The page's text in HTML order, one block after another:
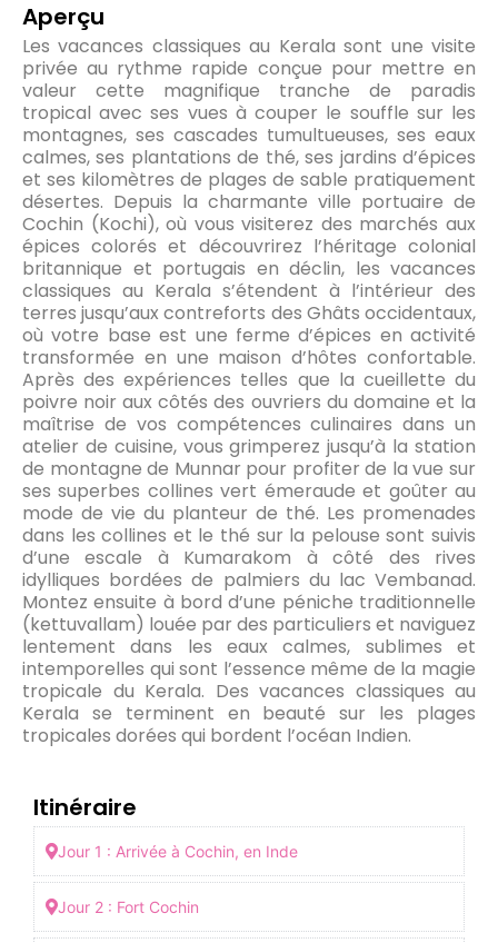
Aperçu
Les vacances classiques au Kerala sont une visite
privée au rythme rapide conçue pour mettre en
valeur cette magnifique tranche de paradis
tropical avec ses vues à couper le souffle sur les
montagnes, ses cascades tumultueuses, ses eaux
calmes, ses plantations de thé, ses jardins d’épices
et ses kilomètres de plages de sable pratiquement
désertes. Depuis la charmante ville portuaire de
Cochin (Kochi), où vous visiterez des marchés aux
épices colorés et découvrirez l’héritage colonial
britannique et portugais en déclin, les vacances
classiques au Kerala s’étendent à l’intérieur des
terres jusqu’aux contreforts des Ghâts occidentaux,
où votre base est une ferme d’épices en activité
transformée en une maison d’hôtes confortable.
Après des expériences telles que la cueillette du
poivre noir aux côtés des ouvriers du domaine et la
maîtrise de vos compétences culinaires dans un
atelier de cuisine, vous grimperez jusqu’à la station
de montagne de Munnar pour profiter de la vue sur
ses superbes collines vert émeraude et goûter au
mode de vie du planteur de thé. Les promenades
dans les collines et le thé sur la pelouse sont suivis
d’une escale à Kumarakom à côté des rives
idylliques bordées de palmiers du lac Vembanad.
Montez ensuite à bord d’une péniche traditionnelle
(kettuvallam) louée par des particuliers et naviguez
lentement dans les eaux calmes, sublimes et
intemporelles qui sont l’essence même de la magie
tropicale du Kerala. Des vacances classiques au
Kerala se terminent en beauté sur les plages
tropicales dorées qui bordent l’océan Indien.
Itinéraire
Jour 1 : Arrivée à Cochin, en Inde
Jour 2 : Fort Cochin